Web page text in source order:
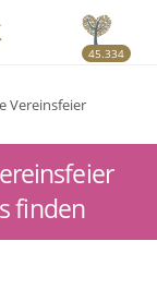
45.334
Vereinsfeier
finden